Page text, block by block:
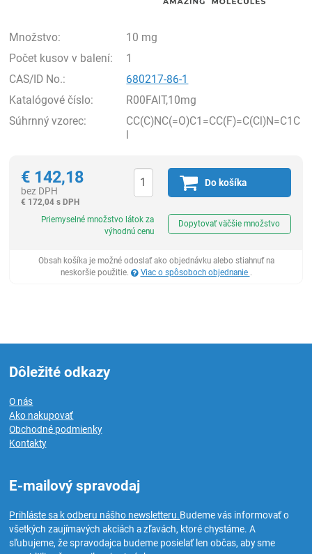
Množstvo:
10 mg
Počet kusov v balení:
1
CAS/ID No.:
680217-86-1
Katalógové číslo:
R00FAIT,10mg
Súhrnný vzorec:
CC(C)NC(=O)C1=CC(F)=C(Cl)N=C1C
l
€ 142,18
bez DPH
€ 172,04 s DPH
Do košíka
Priemyselné množstvo látok za
výhodnú cenu
Dopytovať väčšie množstvo
Obsah košíka je možné odoslať ako objednávku alebo stiahnuť na
neskoršie použitie.
Viac o spôsoboch objednanie .
Dôležité odkazy
O nás
Ako nakupovať
Obchodné podmienky
Kontakty
E-mailový spravodaj
Prihláste sa k odberu nášho newsletteru.Budeme vás informovať o
všetkých zaujímavých akciách a zľavách, ktoré chystáme. A
sľubujeme, že spravodajca budeme posielať len občas, aby sme